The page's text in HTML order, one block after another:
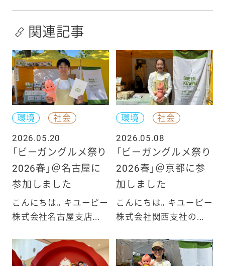
関連記事
環境
社会
2026.05.20
「ビーガングルメ祭り
2026春」＠名古屋に
参加しました
こんにちは。キユーピー
株式会社名古屋支店...
環境
社会
2026.05.08
「ビーガングルメ祭り
2026春」＠京都に参
加しました
こんにちは。キユーピー
株式会社関西支社の...